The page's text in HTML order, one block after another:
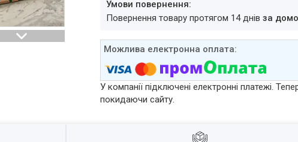
повернення товару протягом 14 днівза
У компанії підключені електронні платежі.
покидаючи сайту.